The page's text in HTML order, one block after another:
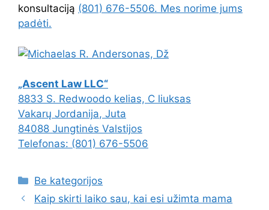
konsultaciją (801) 676-5506. Mes norime jums
padėti.
„Ascent Law LLC“
8833 S. Redwoodo kelias, C liuksas
Vakarų Jordanija, Juta
84088 Jungtinės Valstijos
Telefonas: (801) 676-5506
Kategorijos
Be kategorijos
Kaip skirti laiko sau, kai esi užimta mama